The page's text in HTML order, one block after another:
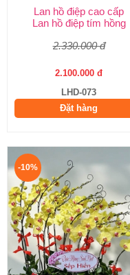
Lan hồ điệp cao cấp
Lan hồ điệp tím hồng
2.330.000 đ
2.100.000 đ
LHD-073
Đặt hàng
-10%